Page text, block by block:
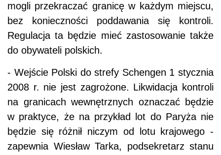
mogli przekraczać granicę w każdym miejscu,
bez konieczności poddawania się kontroli.
Regulacja ta będzie mieć zastosowanie także
do obywateli polskich.
- Wejście Polski do strefy Schengen 1 stycznia
2008 r. nie jest zagrożone. Likwidacja kontroli
na granicach wewnętrznych oznaczać będzie
w praktyce, że na przykład lot do Paryża nie
będzie się różnił niczym od lotu krajowego -
zapewnia Wiesław Tarka, podsekretarz stanu